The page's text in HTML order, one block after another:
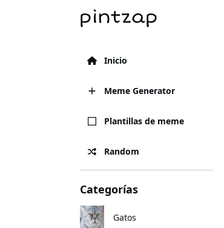
Inicio
Meme Generator
Plantillas de meme
Random
Categorías
Gatos